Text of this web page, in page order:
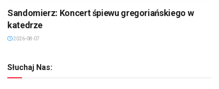
Sandomierz: Koncert śpiewu gregoriańskiego w
katedrze
2026-08-07
Słuchaj Nas: